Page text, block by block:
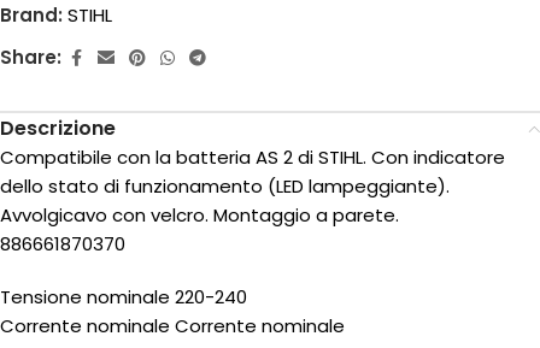
Brand: STIHL
Share:
Descrizione
Compatibile con la batteria AS 2 di STIHL. Con indicatore
dello stato di funzionamento (LED lampeggiante).
Avvolgicavo con velcro. Montaggio a parete.
886661870370
Tensione nominale 220-240
Corrente nominale Corrente nominale